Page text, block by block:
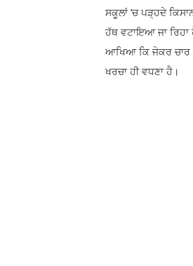
ਸਕੂਲਾਂ ’ਚ ਪੜ੍ਹਦੇ
ਹੱਥ ਵਟਾਇਆ ਜਾ ਰਿਹਾ
ਆਖਿਆ ਕਿ ਜੇਕਰ ਚਾਰ
ਖਰਚਾ ਹੀ ਵਧਣਾ ਹੈ।